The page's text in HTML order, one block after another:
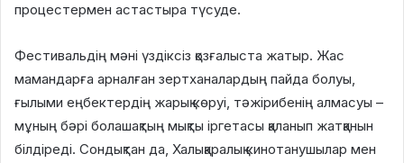
процестермен астастыра түсуде.
Фестивальдің мәні үздіксіз қозғалыста жатыр. Жас
мамандарға арналған зертханалардың пайда болуы,
ғылыми еңбектердің жарық көруі, тәжірибенің алмасуы –
мұның бәрі болашақтың мықты іргетасы қаланып жатқанын
білдіреді. Сондықтан да, Халықаралық кинотанушылар мен